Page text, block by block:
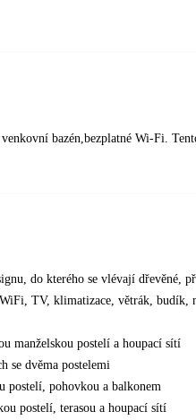
venkovní bazén,bezplatné Wi-Fi.
do kterého se vlévají dřevěné,
TV, klimatizace, větrák, budík,
manželskou postelí a houpací sítí
se dvěma postelemi
postelí, pohovkou a balkonem
postelí, terasou a houpací sítí